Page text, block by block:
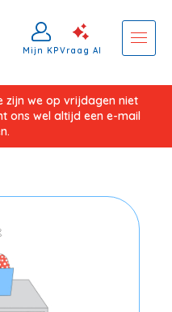
zijn we op vrijdagen niet
ons wel altijd een e-mail
Mijn KPVraag AI